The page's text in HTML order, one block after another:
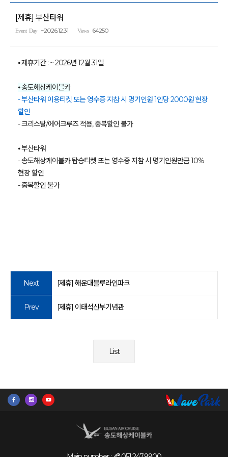
[제휴] 부산타워
Event Day ~2026.12.31 Views 64250
⦁ 제휴기간 : ~ 2026년 12월 31일
⦁송도해상케이블카
- 부산타워 이용티켓 또는 영수증 지참 시 명기인원 1인당 2000원 현장
할인
- 크리스탈/에어크루즈 적용, 중복할인 불가
⦁ 부산타워
- 송도해상케이블카 탑승티켓 또는 영수증 지참 시 명기인원만큼 10%
현장 할인
- 중복할인 불가
Next [제휴] 해운대블루라인파크
Prev [제휴] 이태석신부기념관
List